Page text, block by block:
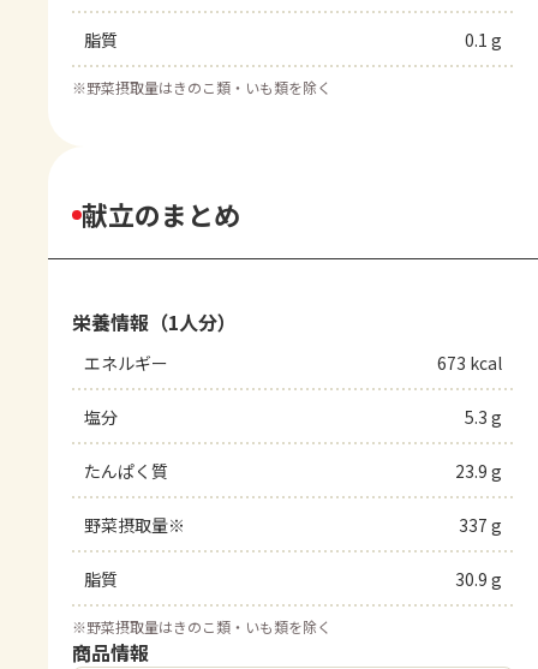
脂質 0.1 g
※野菜摂取量はきのこ類・いも類を除く
献立のまとめ
栄養情報（1人分）
エネルギー 673 kcal
塩分 5.3 g
たんぱく質 23.9 g
野菜摂取量※ 337 g
脂質 30.9 g
※野菜摂取量はきのこ類・いも類を除く
商品情報